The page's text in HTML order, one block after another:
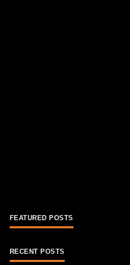
FEATURED POSTS
RECENT POSTS